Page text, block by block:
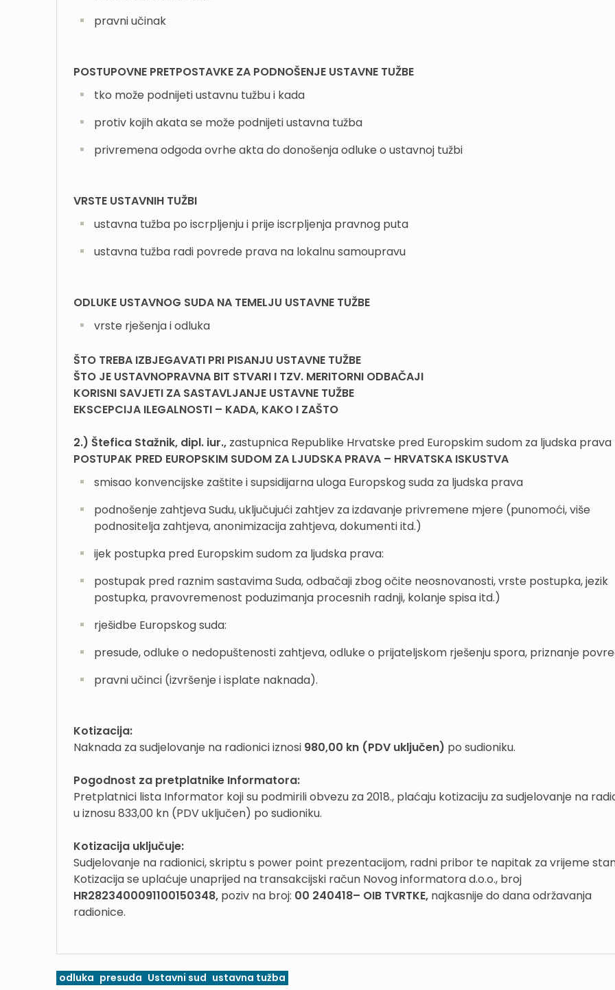
pravni učinak
POSTUPOVNE PRETPOSTAVKE ZA PODNOŠENJE USTAVNE TUŽBE
tko može podnijeti ustavnu tužbu i kada
protiv kojih akata se može podnijeti ustavna tužba
privremena odgoda ovrhe akta do donošenja odluke o ustavnoj tužbi
VRSTE USTAVNIH TUŽBI
ustavna tužba po iscrpljenju i prije iscrpljenja pravnog puta
ustavna tužba radi povrede prava na lokalnu samoupravu
ODLUKE USTAVNOG SUDA NA TEMELJU USTAVNE TUŽBE
vrste rješenja i odluka
ŠTO TREBA IZBJEGAVATI PRI PISANJU USTAVNE TUŽBE
ŠTO JE USTAVNOPRAVNA BIT STVARI I TZV. MERITORNI ODBAČAJI
KORISNI SAVJETI ZA SASTAVLJANJE USTAVNE TUŽBE
EKSCEPCIJA ILEGALNOSTI – KADA, KAKO I ZAŠTO
2.) Štefica Stažnik, dipl. iur., zastupnica Republike Hrvatske pred Europskim sudom za ljudska prava
POSTUPAK PRED EUROPSKIM SUDOM ZA LJUDSKA PRAVA – HRVATSKA ISKUSTVA
smisao konvencijske zaštite i supsidijarna uloga Europskog suda za ljudska prava
podnošenje zahtjeva Sudu, uključujući zahtjev za izdavanje privremene mjere (punomoći, više
podnositelja zahtjeva, anonimizacija zahtjeva, dokumenti itd.)
ijek postupka pred Europskim sudom za ljudska prava:
postupak pred raznim sastavima Suda, odbačaji zbog očite neosnovanosti, vrste postupka, jezik
postupka, pravovremenost poduzimanja procesnih radnji, kolanje spisa itd.)
rješidbe Europskog suda:
presude, odluke o nedopuštenosti zahtjeva, odluke o prijateljskom rješenju spora, priznanje
pravni učinci (izvršenje i isplate naknada).
Kotizacija:
Naknada za sudjelovanje na radionici iznosi 980,00 kn (PDV uključen) po sudioniku.
Pogodnost za pretplatnike Informatora:
Pretplatnici lista Informator koji su podmirili obvezu za 2018., plaćaju kotizaciju za sudjelovanje na
u iznosu 833,00 kn (PDV uključen) po sudioniku.
Kotizacija uključuje:
Sudjelovanje na radionici, skriptu s power point prezentacijom, radni pribor te napitak za vrijeme
Kotizacija se uplaćuje unaprijed na transakcijski račun Novog informatora d.o.o., broj
HR2823400091100150348, poziv na broj: 00 240418– OIB TVRTKE, najkasnije do dana održavanja
radionice.
odluka presuda Ustavni sud ustavna tužba